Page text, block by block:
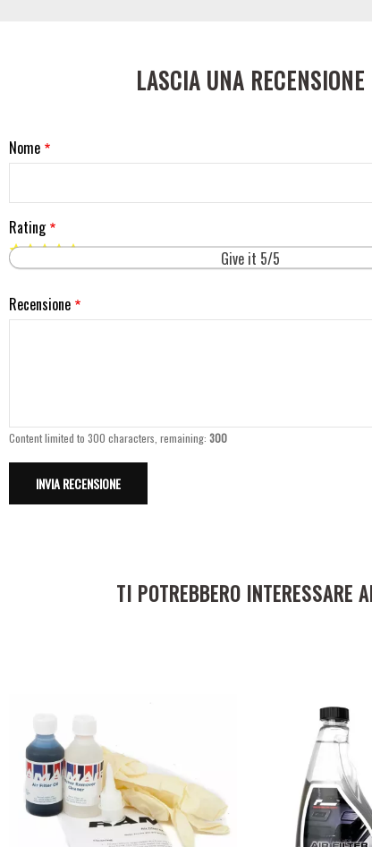
LASCIA UNA RECENSIONE
Nome
Rating
Give it 5/5
Recensione
Content limited to 300 characters, remaining: 300
TI POTREBBERO INTERESSARE